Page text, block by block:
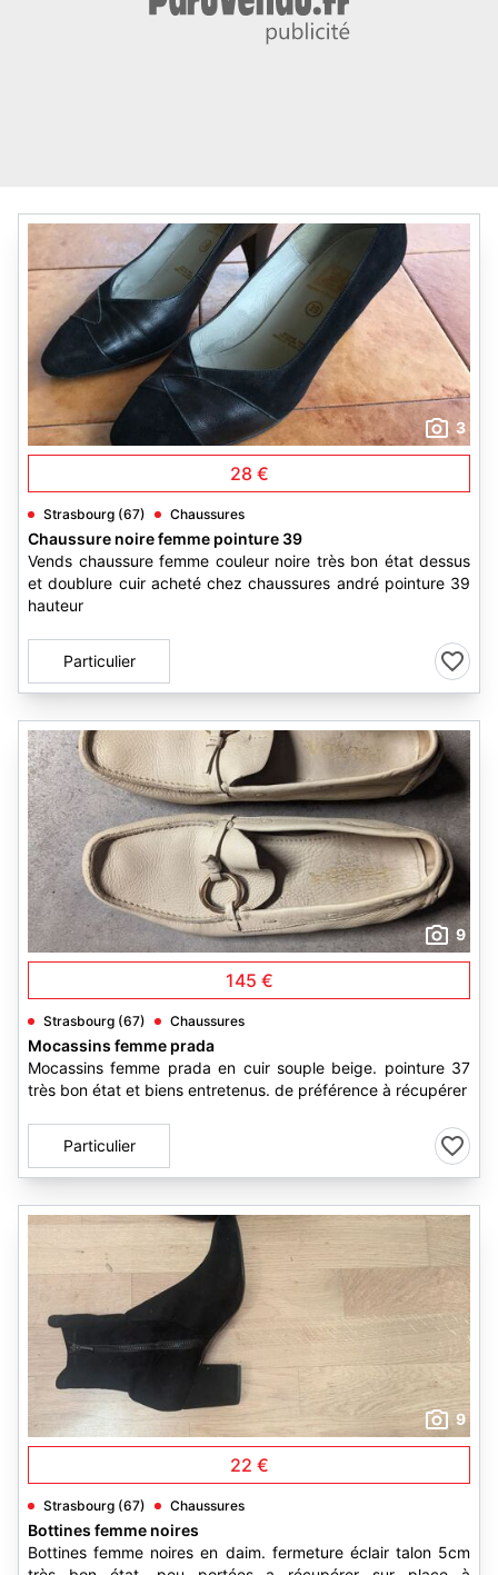
3
28 €
Strasbourg (67) Chaussures
Chaussure noire femme pointure 39
Vends chaussure femme couleur noire très bon état dessus
et doublure cuir acheté chez chaussures andré pointure 39
hauteur
Particulier
9
145 €
Strasbourg (67) Chaussures
Mocassins femme prada
Mocassins femme prada en cuir souple beige. pointure 37
très bon état et biens entretenus. de préférence à récupérer
Particulier
9
22 €
Strasbourg (67) Chaussures
Bottines femme noires
Bottines femme noires en daim. fermeture éclair talon 5cm